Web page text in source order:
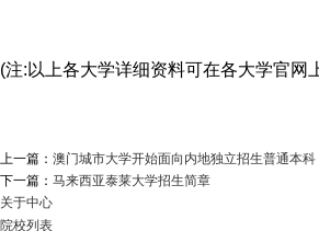
(注:以上各大学详细资料可在各大学官网
上一篇： 澳门城市大学开始面向内地独立招生普通本
下一篇： 马来西亚泰莱大学招生简章
关于中心
院校列表